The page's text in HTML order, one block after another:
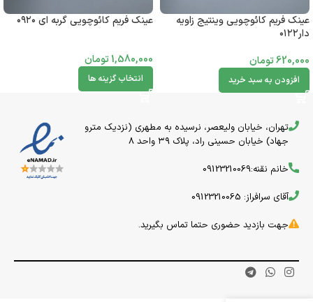
عینک فریم کائوچویی وینتیج زاویه
دار۰۱۲۲
620,000تومان
افزودن به سبد خرید
عینک فریم کائوچویی گربه ای ۰۹۲۰
1,580,000تومان
انتخاب گزینه ها
تهران، خیابان ولیعصر، نرسیده به مطهری (نزدیک مترو
جهاد) خیابان حسینی راد، پلاک ۳۹ واحد 8
خانم نقنه:09123210069
آقای سرافراز: 09123210065
جهت بازدید حضوری حتما تماس بگیرید.